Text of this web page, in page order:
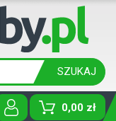
SZUKAJ
0,00 zł